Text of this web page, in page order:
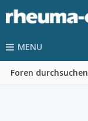
MENU
Foren durchsuchen